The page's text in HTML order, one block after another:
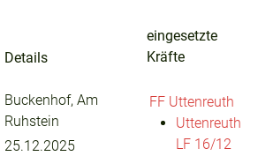
Details
Buckenhof, Am
Ruhstein
25.12.2025
eingesetzte
Kräfte
FF Uttenreuth
Uttenreuth
LF 16/12